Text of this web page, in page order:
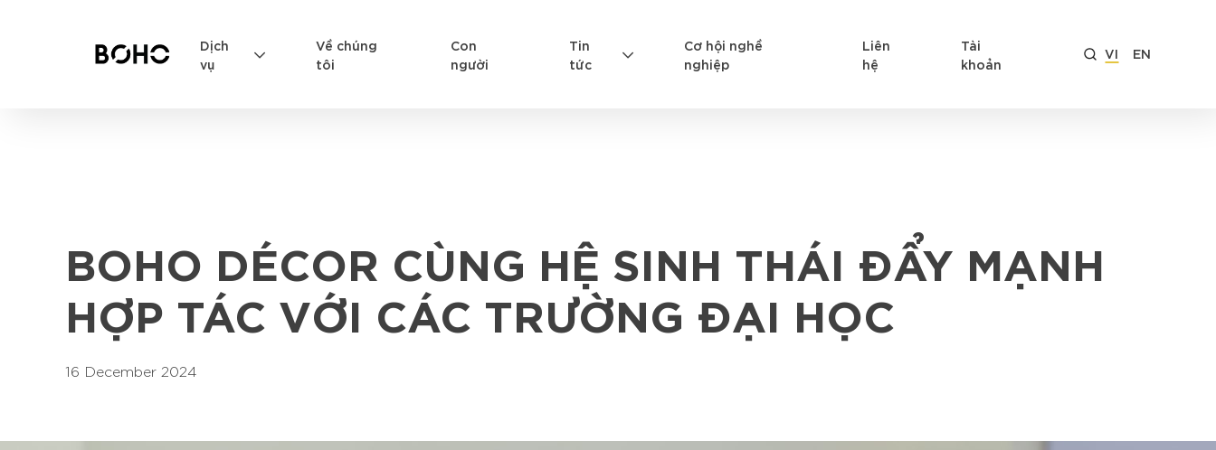
Dịch
vụ
Về chúng
tôi
Con
người
Tin
tức
Cơ hội nghề
nghiệp
Liên
hệ
Tài
khoản
VI EN
BOHO DÉCOR CÙNG HỆ SINH THÁI ĐẨY MẠNH
HỢP TÁC VỚI CÁC TRƯỜNG ĐẠI HỌC
16 December 2024